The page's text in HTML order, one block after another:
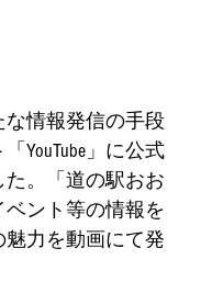
な情報発信の手段
YouTube」に公式
。「道の駅おお
ント等の情報を
力を動画にて発